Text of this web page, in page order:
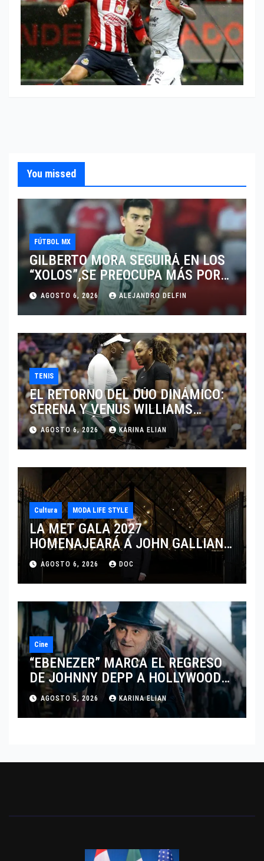
You missed
FÚTBOL MX
GILBERTO MORA SEGUIRÁ EN LOS
“XOLOS”,SE PREOCUPA MÁS POR
JUGAR EN SU EQUIPO.
AGOSTO 6, 2026 ALEJANDRO DELFIN
TENIS
EL RETORNO DEL DÚO DINÁMICO:
SERENA Y VENUS WILLIAMS
DISPUTARÁN LOS DOBLES EN
CINCINNATI 2026
AGOSTO 6, 2026 KARINA ELIAN
Cultura MODA LIFE STYLE
LA MET GALA 2027
HOMENAJEARÁ A JOHN GALLIANO
MARCANDO EL REGRESO DEL REY
DEL DRAMATISMO
AGOSTO 6, 2026 DOC
Cine
“EBENEZER” MARCA EL REGRESO
DE JOHNNY DEPP A HOLLYWOOD
TRAS SU PASO POR EL CINE
INDEPENDIENTE EUROPEO
AGOSTO 5, 2026 KARINA ELIAN